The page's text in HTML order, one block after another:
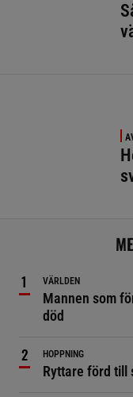
VÄRLDEN
Mannen som
död
HOPPNING
Ryttare förd till